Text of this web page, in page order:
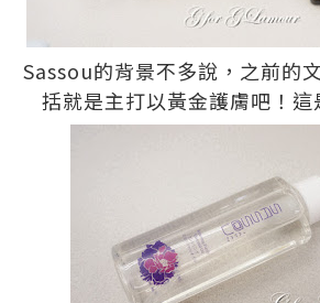
Sassou的背景不多說，之前的
括就是主打以黃金護膚吧！這